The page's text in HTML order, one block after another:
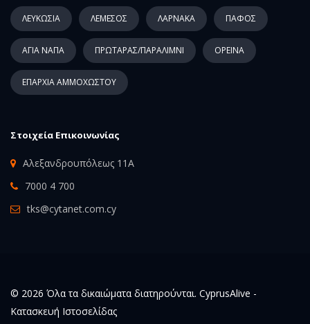
ΛΕΥΚΩΣΙΑ ΛΕΜΕΣΟΣ ΛΑΡΝΑΚΑ ΠΑΦΟΣ
ΑΓΙΑ ΝΑΠΑ ΠΡΩΤΑΡΑΣ/ΠΑΡΑΛΙΜΝΙ ΟΡΕΙΝΑ
ΕΠΑΡΧΙΑ ΑΜΜΟΧΩΣΤΟΥ
Στοιχεία Επικοινωνίας
Αλεξανδρουπόλεως 11Α
7000 4 700
tks@cytanet.com.cy
© 2026 Όλα τα δικαιώματα διατηρούνται. CyprusAlive -
Κατασκευή Ιστοσελίδας